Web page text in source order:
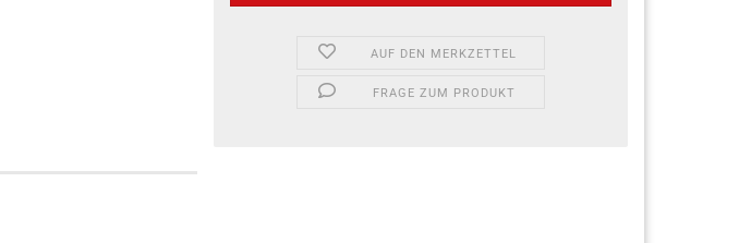
AUF DEN MERKZETTEL
FRAGE ZUM PRODUKT